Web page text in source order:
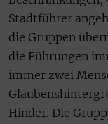
Stadtführer
die Gruppen
die Führungen
immer zwei
Hinder. Die